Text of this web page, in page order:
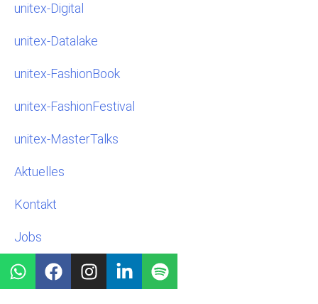
unitex-Digital
unitex-Datalake
unitex-FashionBook
unitex-FashionFestival
unitex-MasterTalks
Aktuelles
Kontakt
Jobs
W
h
F
a
I
n
i
S
p